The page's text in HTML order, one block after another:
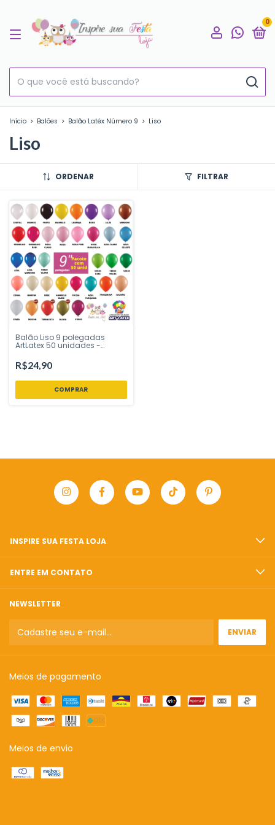
0
Início > Balões > Balão Latéx Número 9 > Liso
Liso
ORDENAR FILTRAR
Balão Liso 9 polegadas
ArtLatex 50 unidades -
R$24,90
COMPRAR
INSPIRE SUA FESTA LOJA
ENTRE EM CONTATO
NEWSLETTER
Meios de pagamento
Meios de envio